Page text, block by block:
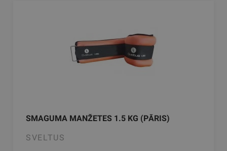
SMAGUMA MANŽETES 1.5 KG (PĀRIS)
SVELTUS